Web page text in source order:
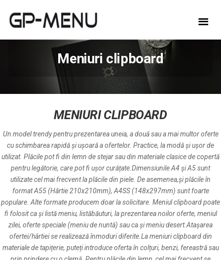
Meniuri clipboard
MENIURI CLIPBOARD
Un model trendy pentru prezentarea uneia, a două sau a mai multor oferte
cu schimbarea rapidă și ușoară a ofertelor. Practice, la modă și ușor de
utilizat. Plăcile pot fi din lemn de stejar sau din materiale clasice de copertă
pentru legătorie, care pot fi ușor curățate.Dimensiunile A4 și A5 sunt
utilizate cel mai frecvent la plăcile din piele. De asemenea,și plăcile în
format A55 (Hârtie 210x210mm), A4SS (148x297mm) sunt foarte
populare. Alte formate producem doar la solicitare. Meniul clipboard poate
fi folosit ca și listă meniu, listăbăuturi, la prezentarea noilor oferte, meniul
zilei, oferte speciale (meniu de nuntă) sau ca și meniu desert.Atașarea
ofertei/hârtiei se realizează înmoduri diferite.La meniuri clipboard din
materiale de tapițerie, puteți introduce oferta în colțuri, benzi, fereastră sau